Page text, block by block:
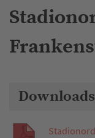
Downloads